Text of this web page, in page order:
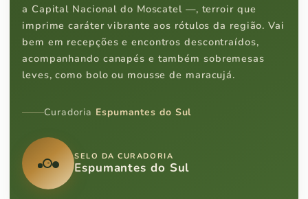
a Capital Nacional do Moscatel —, terroir que
imprime caráter vibrante aos rótulos da região. Vai
bem em recepções e encontros descontraídos,
acompanhando canapés e também sobremesas
leves, como bolo ou mousse de maracujá.
Curadoria Espumantes do Sul
SELO DA CURADORIA
Espumantes do Sul